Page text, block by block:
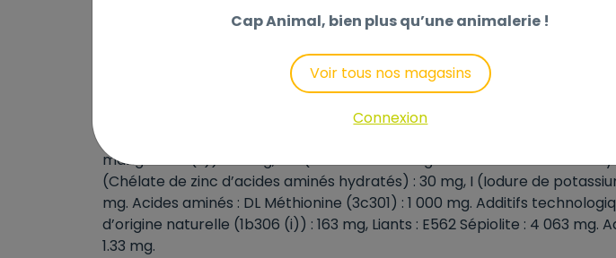
CONSTITUANTS ANALYTIQUES : Protéine brute : 23%, Matières grasses
Calcium : 1.13%, Phosphore : 0.9%, Glucosamine + Chondroïtine : 550 mg/kg.
ADDITIFS (au kg) : Additifs nutritionnels : Vitamines : A (3a672a) : 22 000
manganèse (II)) : 63 mg, Mn (Chélate de manganèse d’acides aminés
(Chélate de zinc d’acides aminés hydratés) : 30 mg, I (Iodure de
mg. Acides aminés : DL Méthionine (3c301) : 1 000 mg. Additifs
d’origine naturelle (1b306 (i)) : 163 mg, Liants : E562 Sépiolite : 4 063
1.33 mg.
Cap Animal, bien plus qu’une animalerie !
Voir tous nos magasins
Connexion